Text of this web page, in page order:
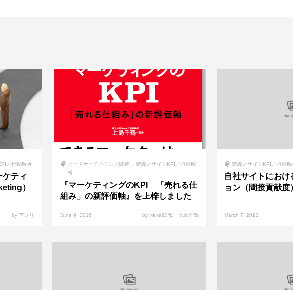
／行動解析
ティ
）
by アンリ
リードナーチャリング関連
定義／サイトKPI／行動解
析
『マーケティングのKPI 「売れる仕
組み」の新評価軸』を上梓しました
June 9, 2016 by Nexal広報、上島千鶴
定義／サイトKPI／行動解
自社サイトにお
ョン（間接貢献度
March 7, 2012